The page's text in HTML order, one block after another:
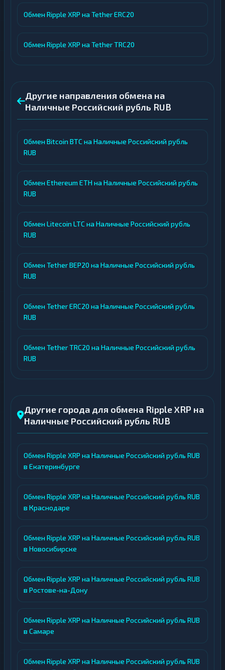
Обмен Ripple XRP на Tether ERC20
Обмен Ripple XRP на Tether TRC20
Другие направления обмена на
Наличные Российский рубль RUB
Обмен Bitcoin BTC на Наличные Российский рубль
RUB
Обмен Ethereum ETH на Наличные Российский рубль
RUB
Обмен Litecoin LTC на Наличные Российский рубль
RUB
Обмен Tether BEP20 на Наличные Российский рубль
RUB
Обмен Tether ERC20 на Наличные Российский рубль
RUB
Обмен Tether TRC20 на Наличные Российский рубль
RUB
Другие города для обмена Ripple XRP на
Наличные Российский рубль RUB
Обмен Ripple XRP на Наличные Российский рубль RUB
в Екатеринбурге
Обмен Ripple XRP на Наличные Российский рубль RUB
в Краснодаре
Обмен Ripple XRP на Наличные Российский рубль RUB
в Новосибирске
Обмен Ripple XRP на Наличные Российский рубль RUB
в Ростове-на-Дону
Обмен Ripple XRP на Наличные Российский рубль RUB
в Самаре
Обмен Ripple XRP на Наличные Российский рубль RUB